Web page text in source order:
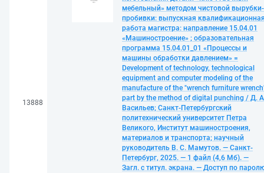
13888
мебельный» методом чистовой вырубки-
пробивки: выпускная
работа магистра: направление 15.04.01
«Машиностроение» ; образовательная
программа 15.04.01_01 «Процессы и
машины обработки давлением» =
Development of technology, technological
equipment and computer modeling of the
manufacture of the "wrench furniture
part by the method of digital punching / Д.
Васильев; Санкт-Петербургский
политехнический университет Петра
Великого, Институт машиностроения,
материалов и транспорта; научный
руководитель В. С. Мамутов. — Санкт-
Петербург, 2025. — 1 файл (4,6 Мб). —
Загл. с титул. экрана. — Доступ по